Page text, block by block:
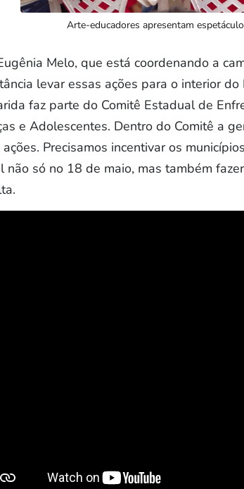
Arte-educadores apresentam
Melo, que está coordenando a
levar essas ações para o interior
faz parte do Comitê Estadual de
e Adolescentes. Dentro do Comitê a
Precisamos incentivar os
não só no 18 de maio, mas também